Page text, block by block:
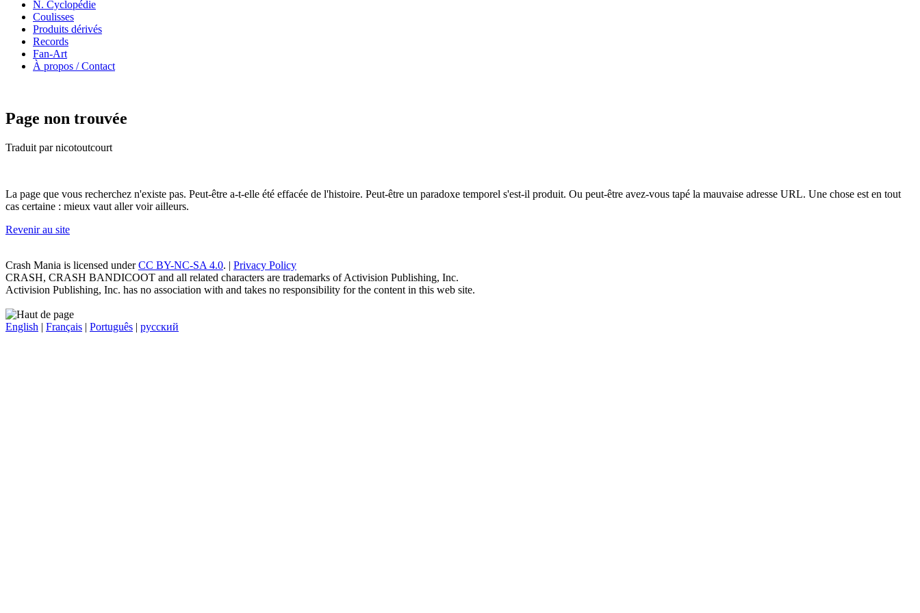
N. Cyclopédie
Coulisses
Produits dérivés
Records
Fan-Art
À propos / Contact
Page non trouvée
Traduit par nicotoutcourt
La page que vous recherchez n'existe pas. Peut-être a-t-elle été effacée de l'histoire. Peut-être un paradoxe temporel s'est-il produit. Ou peut-être avez-vous tapé la mauvaise adresse URL. Une chose est en tout
cas certaine : mieux vaut aller voir ailleurs.
Revenir au site
Crash Mania is licensed underCC BY-NC-SA 4.0. | Privacy Policy
CRASH, CRASH BANDICOOT and all related characters are trademarks of Activision Publishing, Inc.
Activision Publishing, Inc. has no association with and takes no responsibility for the content in this web site.
English | Français | Português | русский